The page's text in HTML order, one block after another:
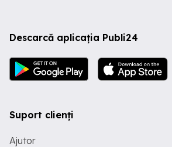
Descarcă aplicația Publi24
Suport clienți
Ajutor